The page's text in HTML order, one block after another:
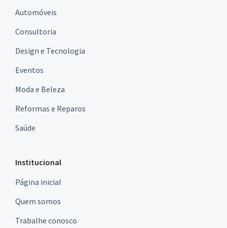
Automóveis
Consultoria
Design e Tecnologia
Eventos
Moda e Beleza
Reformas e Reparos
Saúde
Institucional
Página inicial
Quem somos
Trabalhe conosco